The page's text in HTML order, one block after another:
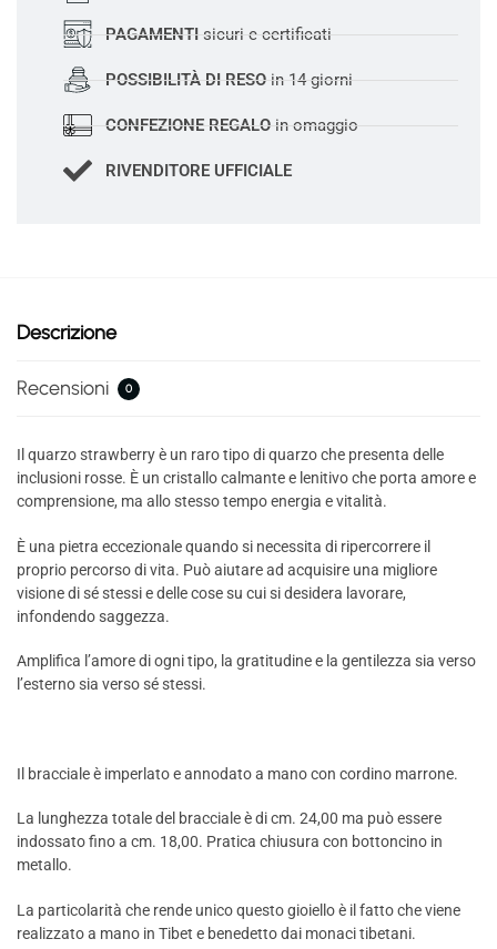
PAGAMENTI sicuri e certificati
POSSIBILITÀ DI RESO in 14 giorni
CONFEZIONE REGALOin omaggio
RIVENDITORE UFFICIALE
Descrizione
Recensioni 0
Il quarzo strawberry è un raro tipo di quarzo che presenta delle
inclusioni rosse. È un cristallo calmante e lenitivo che porta amore e
comprensione, ma allo stesso tempo energia e vitalità.
È una pietra eccezionale quando si necessita di ripercorrere il
proprio percorso di vita. Può aiutare ad acquisire una migliore
visione di sé stessi e delle cose su cui si desidera lavorare,
infondendo saggezza.
Amplifica l’amore di ogni tipo, la gratitudine e la gentilezza sia verso
l’esterno sia verso sé stessi.
Il bracciale è imperlato e annodato a mano con cordino marrone.
La lunghezza totale del bracciale è di cm. 24,00 ma può essere
indossato fino a cm. 18,00. Pratica chiusura con bottoncino in
metallo.
La particolarità che rende unico questo gioiello è il fatto che viene
realizzato a mano in Tibet e benedetto dai monaci tibetani.